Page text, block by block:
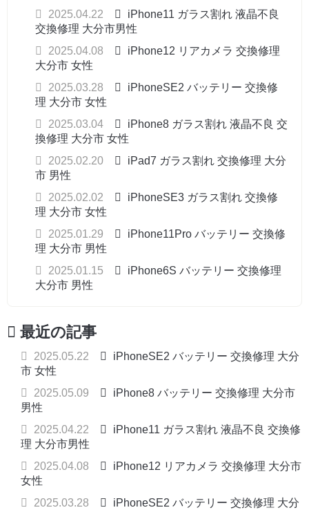
2025.04.22
iPhone11 ガラス割れ 液晶不良
交換修理 大分市男性
2025.04.08
iPhone12 リアカメラ 交換修理
大分市 女性
2025.03.28
iPhoneSE2 バッテリー 交換修
理 大分市 女性
2025.03.04
iPhone8 ガラス割れ 液晶不良 交
換修理 大分市 女性
2025.02.20
iPad7 ガラス割れ 交換修理 大分
市 男性
2025.02.02
iPhoneSE3 ガラス割れ 交換修
理 大分市 女性
2025.01.29
iPhone11Pro バッテリー 交換修
理 大分市 男性
2025.01.15
iPhone6S バッテリー 交換修理
大分市 男性
最近の記事
2025.05.22
iPhoneSE2 バッテリー 交換修理 大分
市 女性
2025.05.09
iPhone8 バッテリー 交換修理 大分市
男性
2025.04.22
iPhone11 ガラス割れ 液晶不良 交換修
理 大分市男性
2025.04.08
iPhone12 リアカメラ 交換修理 大分市
女性
2025.03.28
iPhoneSE2 バッテリー 交換修理 大分